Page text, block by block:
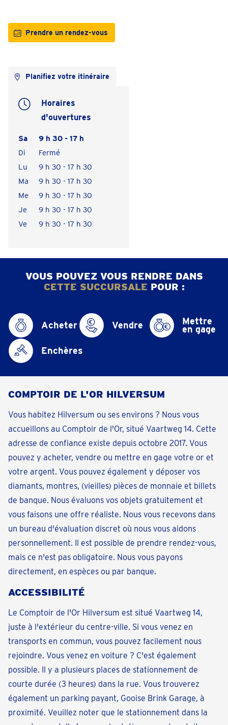
Prendre un rendez-vous
Planifiez votre itinéraire
Horaires
d'ouvertures
Sa
9 h 30 - 17 h
Di
Fermé
Lu
9 h 30 - 17 h 30
Ma
9 h 30 - 17 h 30
Me
9 h 30 - 17 h 30
Je
9 h 30 - 17 h 30
Ve
9 h 30 - 17 h 30
VOUS POUVEZ VOUS RENDRE DANS
CETTE SUCCURSALE POUR :
Acheter Vendre Mettre
en gage
Enchères
COMPTOIR DE L'OR HILVERSUM
Vous habitez Hilversum ou ses environs ? Nous vous
accueillons au Comptoir de l'Or, situé Vaartweg 14. Cette
adresse de confiance existe depuis octobre 2017. Vous
pouvez y acheter, vendre ou mettre en gage votre or et
votre argent. Vous pouvez également y déposer vos
diamants, montres, (vieilles) pièces de monnaie et billets
de banque. Nous évaluons vos objets gratuitement et
vous faisons une offre réaliste. Nous vous recevons dans
un bureau d'évaluation discret où nous vous aidons
personnellement. Il est possible de prendre rendez-vous,
mais ce n'est pas obligatoire. Nous vous payons
directement, en espèces ou par banque.
ACCESSIBILITÉ
Le Comptoir de l'Or Hilversum est situé Vaartweg 14,
juste à l'extérieur du centre-ville. Si vous venez en
transports en commun, vous pouvez facilement nous
rejoindre. Vous venez en voiture ? C'est également
possible. Il y a plusieurs places de stationnement de
courte durée (3 heures) dans la rue. Vous trouverez
également un parking payant, Gooise Brink Garage, à
proximité. Veuillez noter que le stationnement dans la